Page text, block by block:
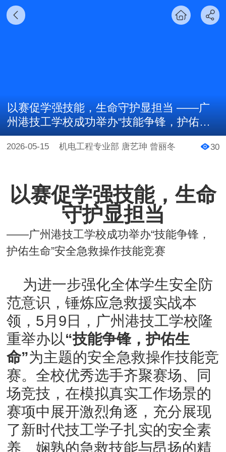
以赛促学强技能，生命守护显担当 ——广
州港技工学校成功举办“技能争锋，护佑生
命”安全急救操作技能竞赛
2026-05-15 机电工程专业部 唐艺珅 曾丽冬 30
以赛促学强技能，生命
守护显担当
——广州港技工学校成功举办“技能争锋，
护佑生命”安全急救操作技能竞赛
为进一步强化全体学生安全防
范意识，锤炼应急救援实战本
领，5月9日，广州港技工学校隆
重举办以“技能争锋，护佑生
命”为主题的安全急救操作技能竞
赛。全校优秀选手齐聚赛场、同
场竞技，在模拟真实工作场景的
赛项中展开激烈角逐，充分展现
了新时代技工学子扎实的安全素
养、娴熟的急救技能与昂扬的精